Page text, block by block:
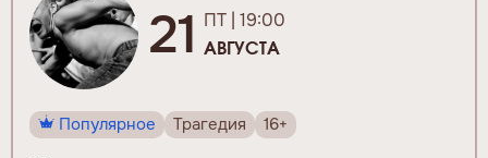
21 ПТ | 19:00
АВГУСТА
Популярное Трагедия 16+